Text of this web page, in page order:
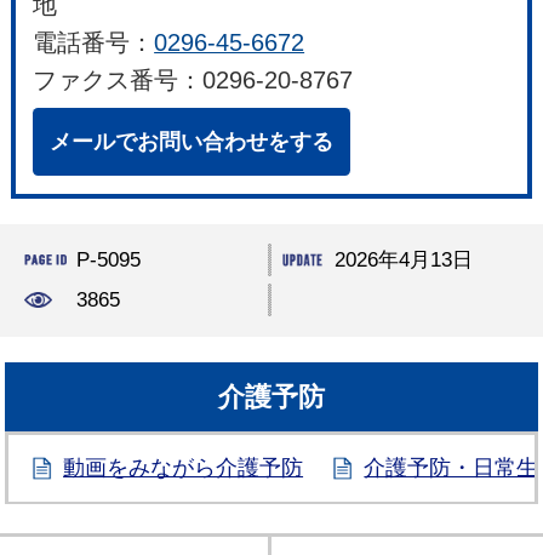
電話番号：0296-45-6672
ファクス番号：0296-20-8767
メールでお問い合わせをする
P-5095
2026年4月13日
3865
介護予防
動画をみながら介護予防 介護予防・日常